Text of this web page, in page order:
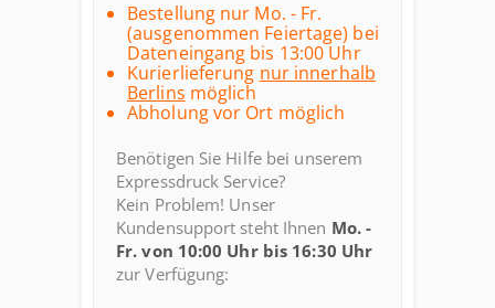
Bestellung nur Mo. - Fr.
(ausgenommen Feiertage) bei
Dateneingang bis 13:00 Uhr
Kurierlieferung nur innerhalb
Berlins möglich
Abholung vor Ort möglich
Benötigen Sie Hilfe bei unserem
Expressdruck Service?
Kein Problem! Unser
Kundensupport steht Ihnen Mo. -
Fr. von 10:00 Uhr bis 16:30 Uhr
zur Verfügung: